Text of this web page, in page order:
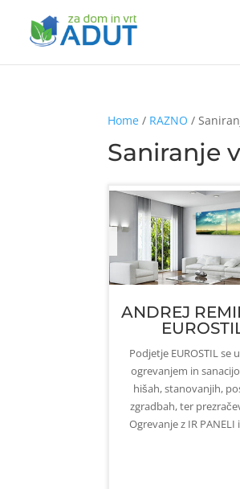
Home / RAZNO /
Saniranje
ANDREJ
Podjetje EUROSTIL se
ogrevanjem in
hišah, stanovanjih,
zgradbah, ter
Ogrevanje z IR PANELI